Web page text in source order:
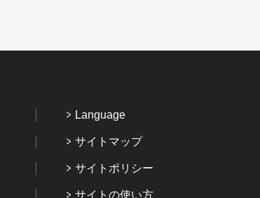
Language
サイトマップ
サイトポリシー
サイトの使い方